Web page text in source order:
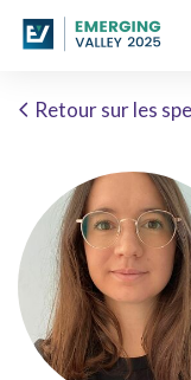
Retour sur les